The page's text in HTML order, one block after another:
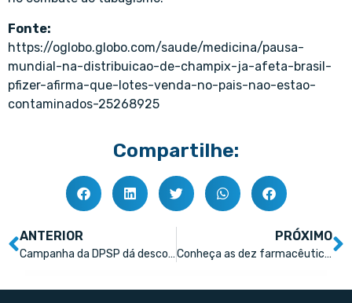
Fonte:
https://oglobo.globo.com/saude/medicina/pausa-
mundial-na-distribuicao-de-champix-ja-afeta-brasil-
pfizer-afirma-que-lotes-venda-no-pais-nao-estao-
contaminados-25268925
Compartilhe:
ANTERIOR
Campanha da DPSP dá desconto e remédio em dez parcelas antes de reajuste no preço
PRÓXIMO
Conheça as dez farmacêuticas mais valiosas do mundo